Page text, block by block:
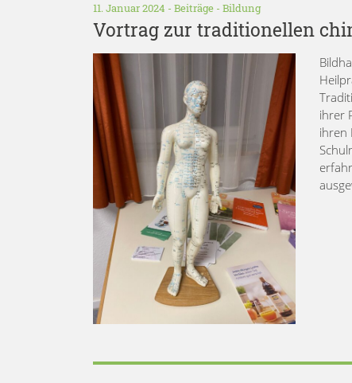
11. Januar 2024 - Beiträge - Bildung
Vortrag zur traditionellen
ihrer
ihren